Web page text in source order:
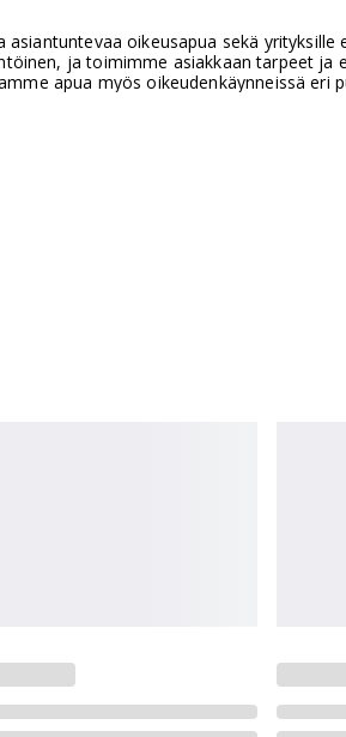
oikeusapua sekä yrityksille
ja toimimme asiakkaan tarpeet ja
apua myös oikeudenkäynneissä eri